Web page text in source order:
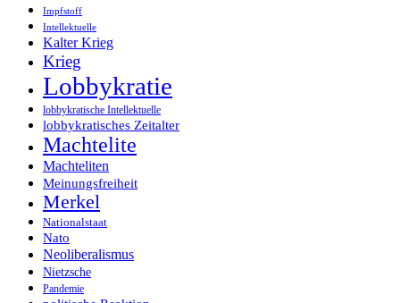
Impfstoff
Intellektuelle
Kalter Krieg
Krieg
Lobbykratie
lobbykratische Intellektuelle
lobbykratisches Zeitalter
Machtelite
Machteliten
Meinungsfreiheit
Merkel
Nationalstaat
Nato
Neoliberalismus
Nietzsche
Pandemie